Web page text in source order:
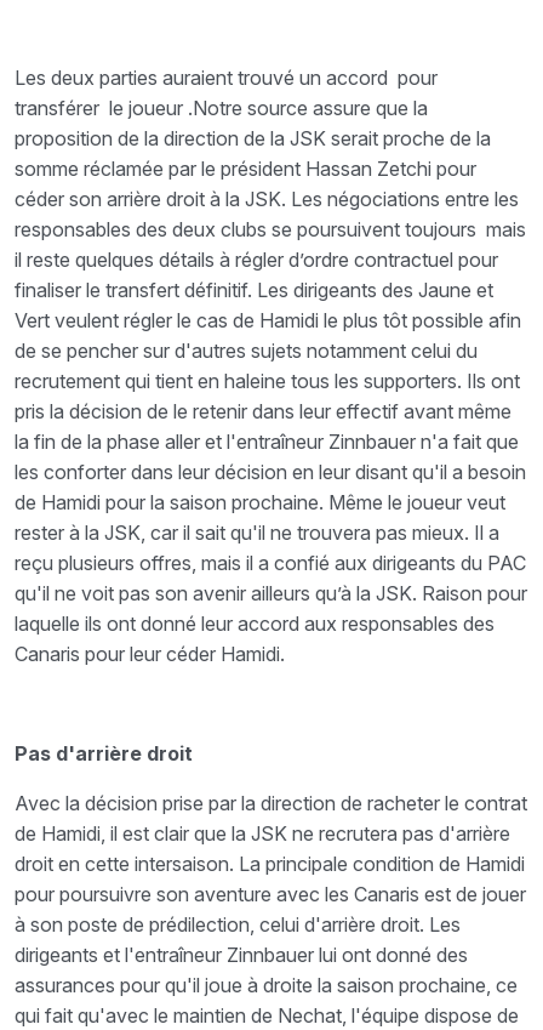
Les deux parties auraient trouvé un accord pour
transférer le joueur .Notre source assure que la
proposition de la direction de la JSK serait proche de la
somme réclamée par le président Hassan Zetchi pour
céder son arrière droit à la JSK. Les négociations entre les
responsables des deux clubs se poursuivent toujours mais
il reste quelques détails à régler d’ordre contractuel pour
finaliser le transfert définitif. Les dirigeants des Jaune et
Vert veulent régler le cas de Hamidi le plus tôt possible afin
de se pencher sur d'autres sujets notamment celui du
recrutement qui tient en haleine tous les supporters. Ils ont
pris la décision de le retenir dans leur effectif avant même
la fin de la phase aller et l'entraîneur Zinnbauer n'a fait que
les conforter dans leur décision en leur disant qu'il a besoin
de Hamidi pour la saison prochaine. Même le joueur veut
rester à la JSK, car il sait qu'il ne trouvera pas mieux. Il a
reçu plusieurs offres, mais il a confié aux dirigeants du PAC
qu'il ne voit pas son avenir ailleurs qu’à la JSK. Raison pour
laquelle ils ont donné leur accord aux responsables des
Canaris pour leur céder Hamidi.
Pas d'arrière droit
Avec la décision prise par la direction de racheter le contrat
de Hamidi, il est clair que la JSK ne recrutera pas d'arrière
droit en cette intersaison. La principale condition de Hamidi
pour poursuivre son aventure avec les Canaris est de jouer
à son poste de prédilection, celui d'arrière droit. Les
dirigeants et l'entraîneur Zinnbauer lui ont donné des
assurances pour qu'il joue à droite la saison prochaine, ce
qui fait qu'avec le maintien de Nechat, l'équipe dispose de